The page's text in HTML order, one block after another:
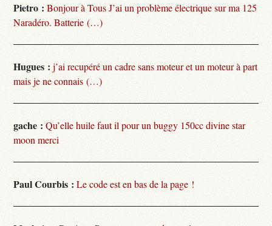
Pietro : Bonjour à Tous J’ai un problème électrique sur ma 125
Naradéro. Batterie (…)
Hugues : j’ai recupéré un cadre sans moteur et un moteur à part
mais je ne connais (…)
gache : Qu’elle huile faut il pour un buggy 150cc divine star
moon merci
Paul Courbis : Le code est en bas de la page !